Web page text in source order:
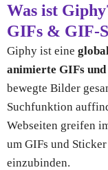
Was ist
GIFs & GIF-
Giphy ist eine
animierte GIFs
bewegte Bilder
Suchfunktion
Webseiten greifen
um GIFs und
einzubinden.